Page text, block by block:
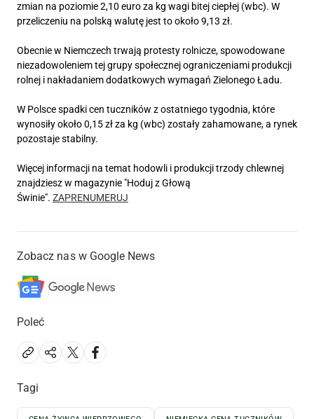
zmian na poziomie 2,10 euro za kg wagi bitej ciepłej (wbc). W
przeliczeniu na polską walutę jest to około 9,13 zł.
Obecnie w Niemczech trwają protesty rolnicze, spowodowane
niezadowoleniem tej grupy społecznej ograniczeniami produkcji
rolnej i nakładaniem dodatkowych wymagań Zielonego Ładu.
W Polsce spadki cen tuczników z ostatniego tygodnia, które
wynosiły około 0,15 zł za kg (wbc) zostały zahamowane, a rynek
pozostaje stabilny.
Więcej informacji na temat hodowli i produkcji trzody chlewnej
znajdziesz w magazynie "Hoduj z Głową
Świnie". ZAPRENUMERUJ
Zobacz nas w Google News
Poleć
Tagi